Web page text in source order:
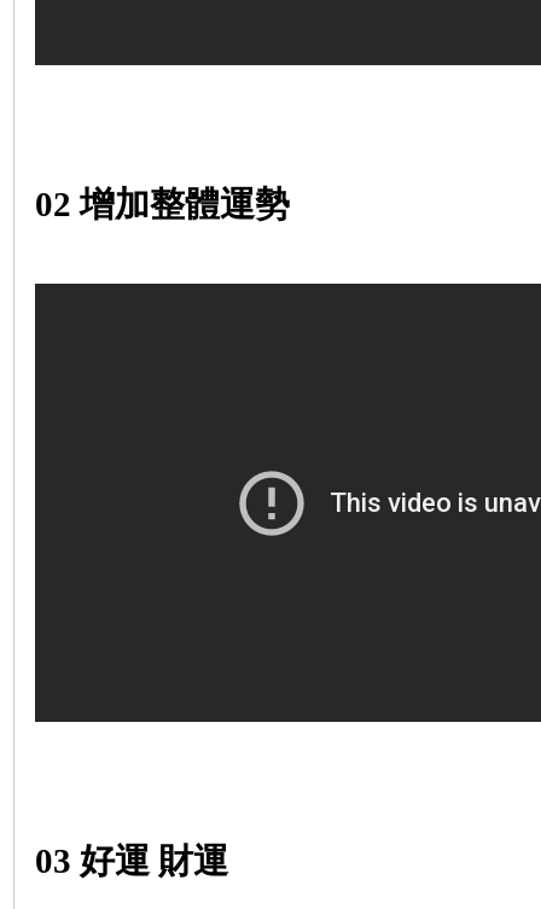
02增加整體運勢
03 好運 財運